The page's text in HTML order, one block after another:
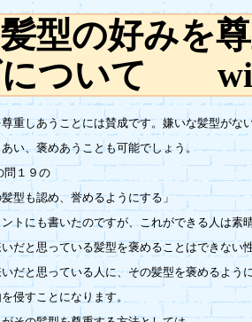
型の好みを
につい
重しあうことには賛成です。嫌いな髪型がな
い、褒めあうことも可能でしょう。
問１９の
型も認め、誉めるようにする」
トにも書いたのですが、これができる人は素
だと思っている髪型を褒めることはできない
だと思っている人に、その髪型を褒めるよう
侵すことになります。